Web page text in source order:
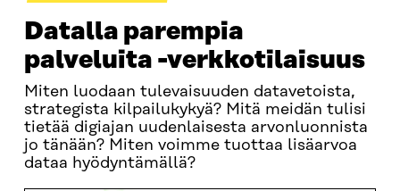
Datalla parempia
palveluita -verkkotilaisuus
Miten luodaan tulevaisuuden datavetoista,
strategista kilpailukykyä? Mitä meidän tulisi
tietää digiajan uudenlaisesta arvonluonnista
jo tänään? Miten voimme tuottaa lisäarvoa
dataa hyödyntämällä?